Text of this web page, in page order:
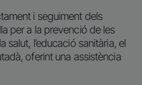
i seguiment dels
per a la prevenció de les
salut, l’educació sanitària, el
oferint una assistència